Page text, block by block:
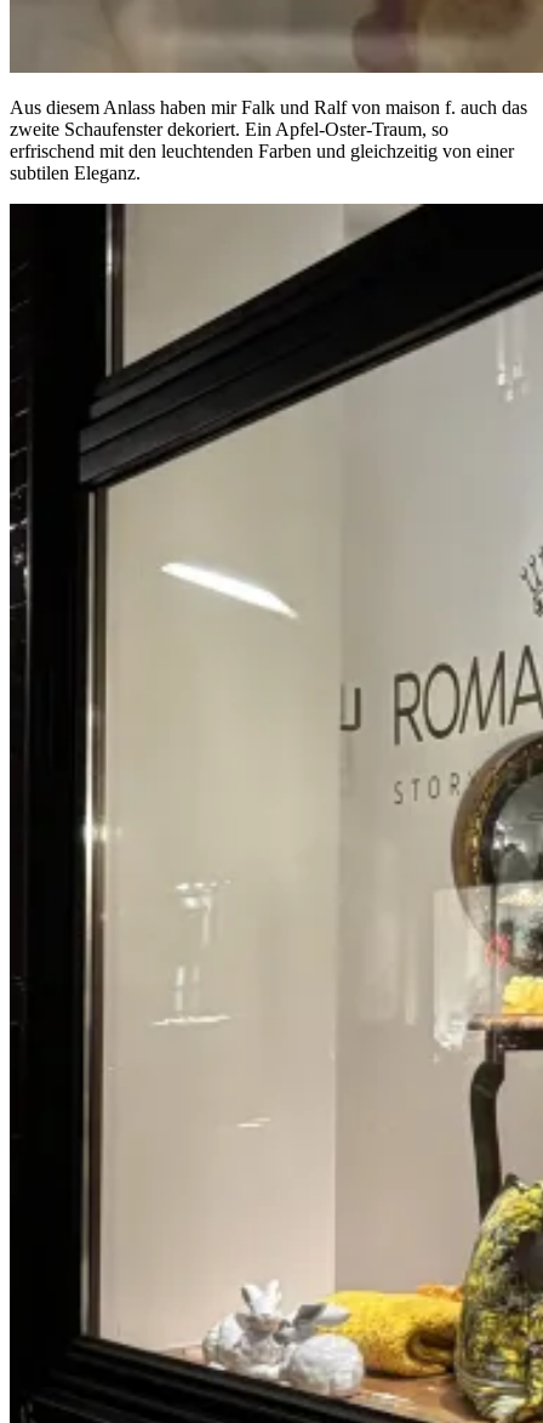
Aus diesem Anlass haben mir Falk und Ralf von maison f. auch das
zweite Schaufenster dekoriert. Ein Apfel-Oster-Traum, so
erfrischend mit den leuchtenden Farben und gleichzeitig von einer
subtilen Eleganz.